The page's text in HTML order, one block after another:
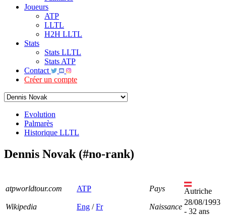
Joueurs
ATP
LLTL
H2H LLTL
Stats
Stats LLTL
Stats ATP
Contact
Créer un compte
Evolution
Palmarès
Historique LLTL
Dennis Novak (#no-rank)
atpworldtour.com ATP Pays
Autriche
Wikipedia
Eng /Fr Naissance
28/08/1993
- 32 ans